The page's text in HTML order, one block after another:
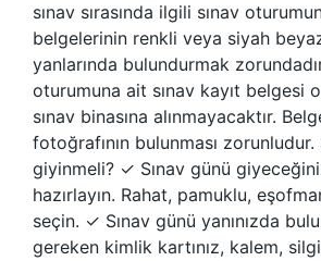
sınav sırasında ilgili sınav
belgelerinin renkli veya siyah beyaz
yanlarında bulundurmak
oturumuna ait sınav kayıt belgesi
sınav binasına alınmayacaktır.
fotoğrafının bulunması zorunludur.
giyinmeli? ✓ Sınav günü
hazırlayın. Rahat, pamuklu,
seçin. ✓ Sınav günü yanınızda
gereken kimlik kartınız, kalem,